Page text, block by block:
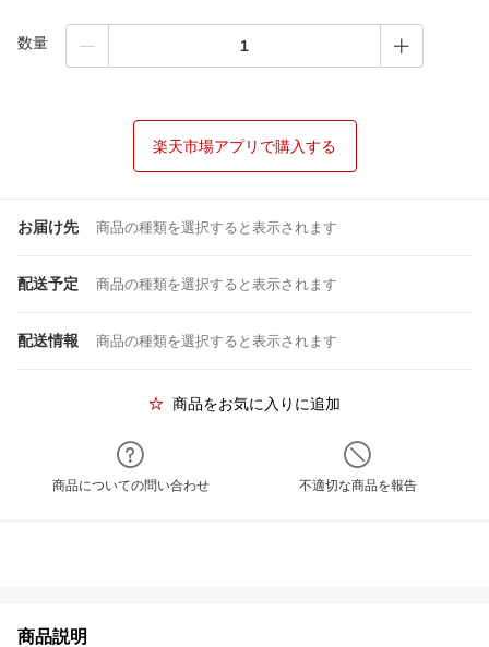
数量
楽天市場アプリで購入する
お届け先 商品の種類を選択すると表示されます
配送予定 商品の種類を選択すると表示されます
配送情報 商品の種類を選択すると表示されます
商品をお気に入りに追加
商品についての問い合わせ 不適切な商品を報告
商品説明